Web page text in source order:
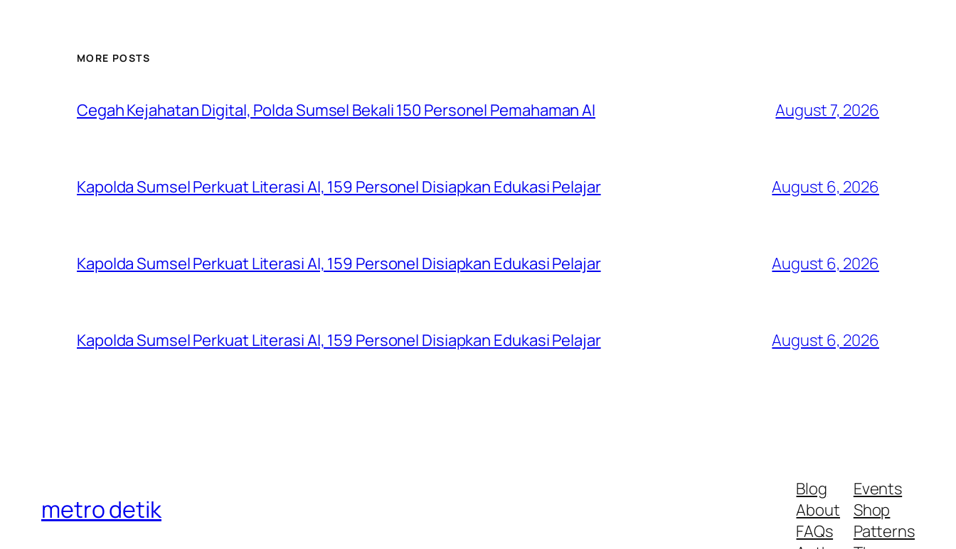
MORE POSTS
Cegah Kejahatan Digital, Polda Sumsel Bekali 150 Personel Pemahaman AI August 7, 2026
Kapolda Sumsel Perkuat Literasi AI, 159 Personel Disiapkan Edukasi Pelajar August 6, 2026
Kapolda Sumsel Perkuat Literasi AI, 159 Personel Disiapkan Edukasi Pelajar August 6, 2026
Kapolda Sumsel Perkuat Literasi AI, 159 Personel Disiapkan Edukasi Pelajar August 6, 2026
metro detik
Blog
About
FAQs
Events
Shop
Patterns